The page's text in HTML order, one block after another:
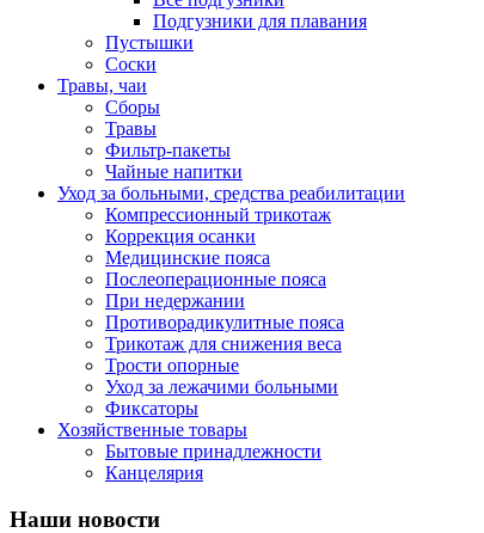
Подгузники для плавания
Пустышки
Соски
Травы, чаи
Сборы
Травы
Фильтр-пакеты
Чайные напитки
Уход за больными, средства реабилитации
Компрессионный трикотаж
Коррекция осанки
Медицинские пояса
Послеоперационные пояса
При недержании
Противорадикулитные пояса
Трикотаж для снижения веса
Трости опорные
Уход за лежачими больными
Фиксаторы
Хозяйственные товары
Бытовые принадлежности
Канцелярия
Наши новости